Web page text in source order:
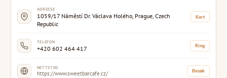
ADRESSE
1059/17 Náměstí Dr. Václava Holého, Prague, Czech
Republic
Kart
TELEFON
+420 602 464 417 Ring
NETTSTED
https://www.sweetbarcafe.cz/ Besøk